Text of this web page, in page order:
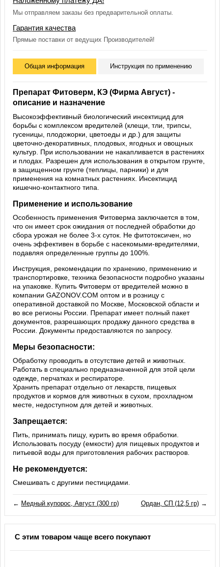
Мы отправляем заказы без предварительной оплаты.
Гарантия качества
Прямые поставки от ведущих Производителей!
Общая информация Инструкция по применению
Препарат Фитоверм, КЭ (Фирма Август) -
описание и назначение
Высокоэффективный биологический инсектицид для
борьбы с комплексом вредителей (клещи, тли, трипсы,
гусеницы, плодожорки, цветоеды и др.) для защиты
цветочно-декоративных, плодовых, ягодных и овощных
культур. При использовании не накапливается в растениях
и плодах. Разрешен для использования в открытом грунте,
в защищенном грунте (теплицы, парники) и для
применения на комнатных растениях. Инсектицид
кишечно-контактного типа.
Применение и использование
Особенность применения Фитоверма заключается в том,
что он имеет срок ожидания от последней обработки до
сбора урожая не более 3-х суток. Не фитотоксичен, но
очень эффективен в борьбе с насекомыми-вредителями,
подавляя определенные группы до 100%.
Инструкция, рекомендации по хранению, применению и
транспортировке, техника безопасности подробно указаны
на упаковке. Купить Фитоверм от вредителей можно в
компании GAZONOV.COM оптом и в розницу с
оперативной доставкой по Москве, Московской области и
во все регионы России. Препарат имеет полный пакет
документов, разрешающих продажу данного средства в
России. Документы предоставляются по запросу.
Меры безопасности:
Обработку проводить в отсутствие детей и животных.
Работать в специально предназначенной для этой цели
одежде, перчатках и респираторе.
Хранить препарат отдельно от лекарств, пищевых
продуктов и кормов для животных в сухом, прохладном
месте, недоступном для детей и животных.
Запрещается:
Пить, принимать пищу, курить во время обработки.
Использовать посуду (емкости) для пищевых продуктов и
питьевой воды для приготовления рабочих растворов.
Не рекомендуется:
Смешивать с другими пестицидами.
← Медный купорос, Август (300 гр) Ордан, СП (12,5 гр)→
С этим товаром чаще всего покупают